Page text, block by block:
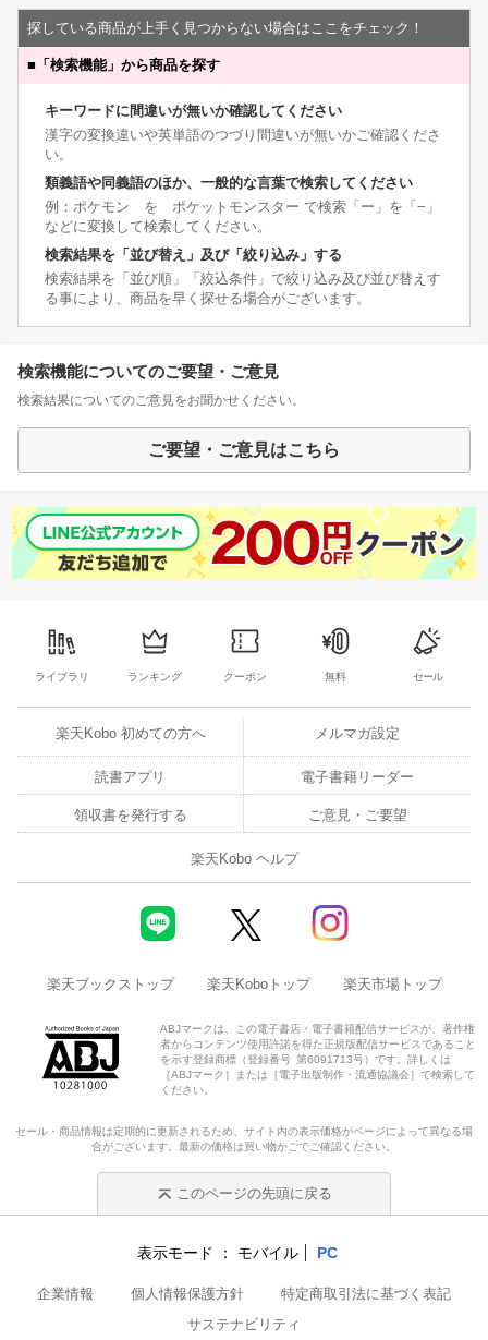
探している商品が上手く見つからない場合はここをチェック！
■ 「検索機能」から商品を探す
キーワードに間違いが無いか確認してください
漢字の変換違いや英単語のつづり間違いが無いかご確認くださ
い。
類義語や同義語のほか、一般的な言葉で検索してください
例：ポケモン を ポケットモンスター で検索「ー」を「−」
などに変換して検索してください。
検索結果を「並び替え」及び「絞り込み」する
検索結果を「並び順」「絞込条件」で絞り込み及び並び替えす
る事により、商品を早く探せる場合がございます。
検索機能についてのご要望・ご意見
検索結果についてのご意見をお聞かせください。
ご要望・ご意見はこちら
ライブラリ ランキング クーポン 無料 セール
楽天Kobo 初めての方へ メルマガ設定
読書アプリ 電子書籍リーダー
領収書を発行する ご意見・ご要望
楽天Kobo ヘルプ
楽天ブックストップ 楽天Koboトップ 楽天市場トップ
ABJマークは、この電子書店・電子書籍配信サービスが、著作権
者からコンテンツ使用許諾を得た正規版配信サービスであること
を示す登録商標（登録番号 第6091713号）です。詳しくは
［ABJマーク］または［電子出版制作・流通協議会］で検索して
ください。
セール・商品情報は定期的に更新されるため、サイト内の表示価格がページによって異なる場
合がございます。最新の価格は買い物かごでご確認ください。
このページの先頭に戻る
表示モード モバイル PC
企業情報 個人情報保護方針
特定商取引法に基づく表記
サステナビリティ